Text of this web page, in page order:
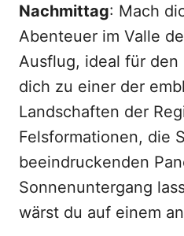
Nachmittag: Mach
Abenteuer im Valle
Ausflug, ideal für
dich zu einer der
Landschaften der
Felsformationen, die
beeindruckenden
Sonnenuntergang
wärst du auf einem